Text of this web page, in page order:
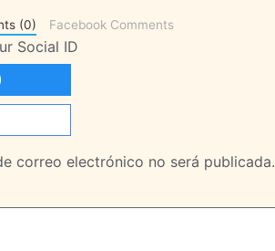
(0) Facebook Comments
Social ID
correo electrónico no será publicada.